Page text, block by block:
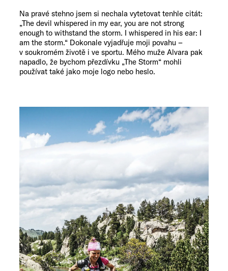
Na pravé stehno jsem si nechala vytetovat tenhle citát:
„The devil whispered in my ear, you are not strong
enough to withstand the storm. I whispered in his ear: I
am the storm.“ Dokonale vyjadřuje moji povahu –
v soukromém životě i ve sportu. Mého muže Alvara pak
napadlo, že bychom přezdívku „The Storm“ mohli
používat také jako moje logo nebo heslo.